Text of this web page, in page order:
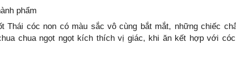
phẩm
Thái cóc non có màu sắc vô cùng bắt mắt, những chiếc
chua ngọt ngọt kích thích vị giác, khi ăn kết hợp với